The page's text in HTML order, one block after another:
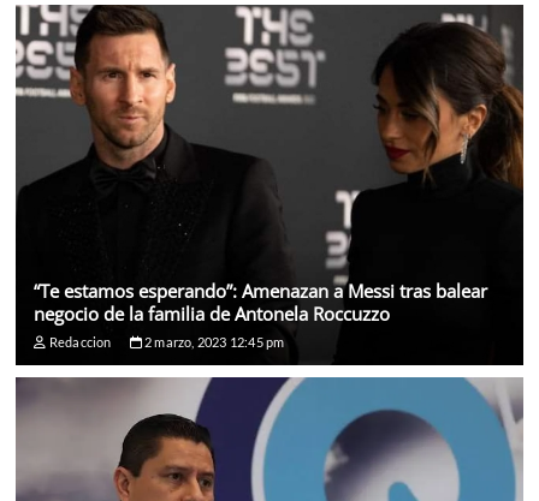
“Te estamos esperando”: Amenazan a Messi tras balear
negocio de la familia de Antonela Roccuzzo
Redaccion 2 marzo, 2023 12:45 pm